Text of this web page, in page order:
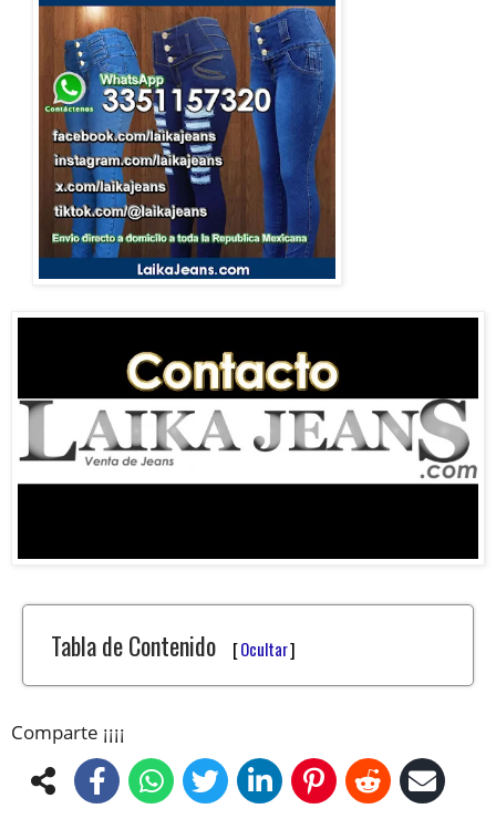
Tabla de Contenido [Ocultar]
Comparte ¡¡¡¡